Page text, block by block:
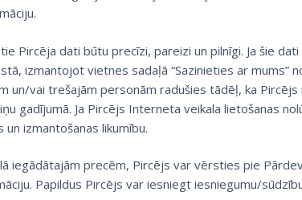
Pircēja dati būtu precīzi, pareizi un pilnīgi. Ja šie
izmantojot vietnes sadaļā “Sazinieties ar mums”
un/vai trešajām personām radušies tādēļ, ka
gadījumā. Ja Pircējs Interneta veikala lietošanas
izmantošanas likumību.
iegādātajām precēm, Pircējs var vērsties pie
Papildus Pircējs var iesniegt iesniegumu/